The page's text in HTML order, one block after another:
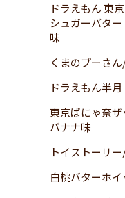
ドラえもん 東
シュガーバタ
味
くまのプーさ
ドラえもん半
東京ばにゃ奈
バナナ味
トイストーリ
白桃バターホ